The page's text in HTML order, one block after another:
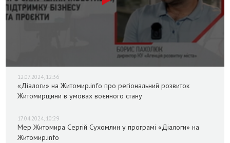
12.07.2024, 12:36
«Діалоги» на Житомир.info про регіональний розвиток
Житомирщини в умовах воєнного стану
17.04.2024, 10:29
Мер Житомира Сергій Сухомлин у програмі «Діалоги» на
Житомир.info